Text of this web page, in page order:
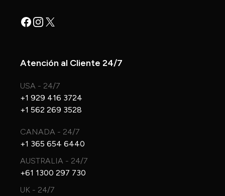
Facebook
Instagram
X
Atención al Cliente 24/7
USA - 24/7
+1 929 416 3724
+1 562 269 3528
CANADA - 24/7
+1 365 654 6440
AUSTRALIA - 24/7
+61 1300 297 730
UK - 24/7